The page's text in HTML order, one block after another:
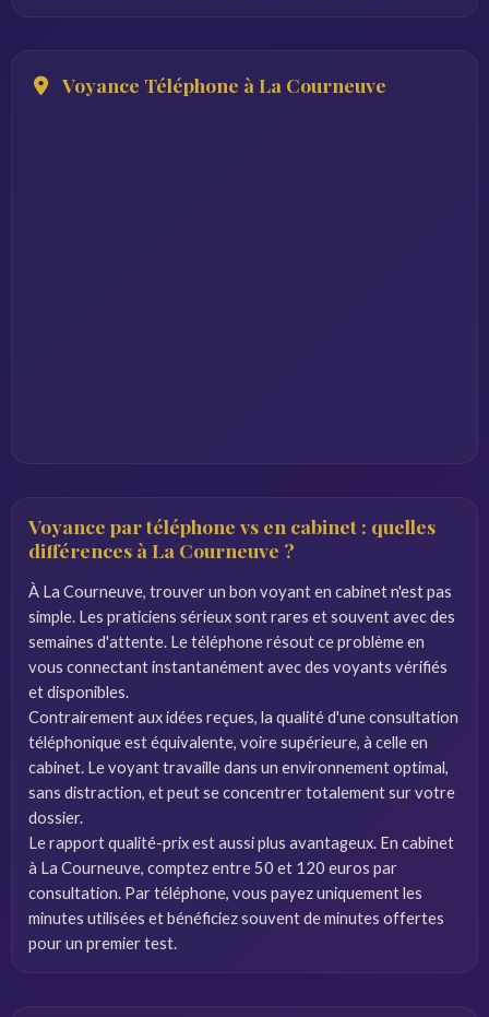
Voyance Téléphone à La Courneuve
Voyance par téléphone vs en cabinet : quelles
différences à La Courneuve ?
À La Courneuve, trouver un bon voyant en cabinet n'est pas
simple. Les praticiens sérieux sont rares et souvent avec des
semaines d'attente. Le téléphone résout ce problème en
vous connectant instantanément avec des voyants vérifiés
et disponibles.
Contrairement aux idées reçues, la qualité d'une consultation
téléphonique est équivalente, voire supérieure, à celle en
cabinet. Le voyant travaille dans un environnement optimal,
sans distraction, et peut se concentrer totalement sur votre
dossier.
Le rapport qualité-prix est aussi plus avantageux. En cabinet
à La Courneuve, comptez entre 50 et 120 euros par
consultation. Par téléphone, vous payez uniquement les
minutes utilisées et bénéficiez souvent de minutes offertes
pour un premier test.